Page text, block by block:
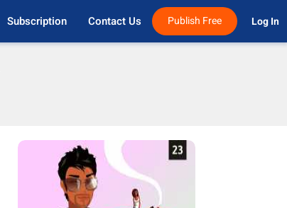
Subscription Contact Us Publish Free Log In